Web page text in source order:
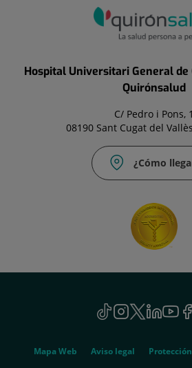
Hospital Universitari General de
Quirónsalud
C/ Pedro i Pons, 1
08190 Sant Cugat del
¿Cómo
TikTok
Este
enlace
abrirá
Instagram
Este
enlace
abrirá
Twitter
Este
enlace
abrirá
Linkedin
Este
abrirá
Este
enlace
abrirá
Este
Mapa Web Aviso legal